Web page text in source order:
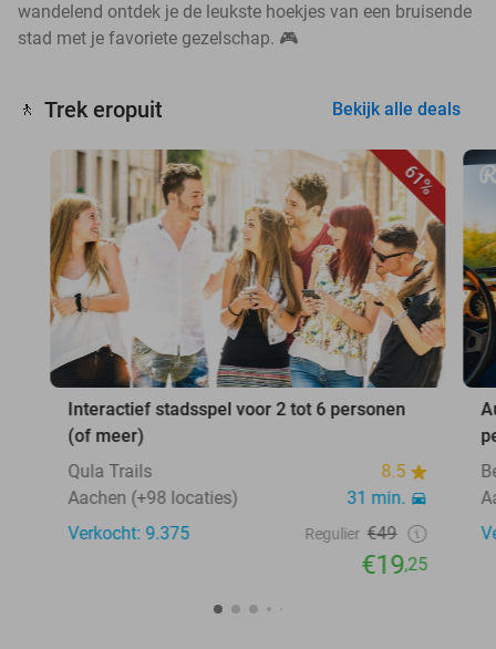
wandelend ontdek je de leukste hoekjes van een bruisende
stad met je favoriete gezelschap. 🎮
🚶 Trek eropuit Bekijk alle deals
61%
Interactief stadsspel voor 2 tot 6 personen
(of meer)
Qula Trails
8.5
Aachen (+98 locaties)
31 min.
Verkocht: 9.375
Regulier €49
€19,25